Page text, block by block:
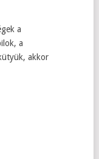
a
a
akkor